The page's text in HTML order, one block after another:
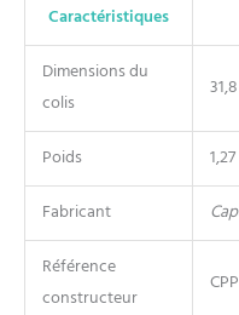
Caractéristiques
Dimensions du
colis
Poids
Fabricant
Référence
constructeur